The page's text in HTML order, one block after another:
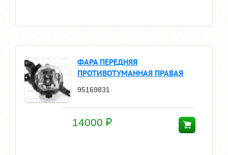
ФАРА ПЕРЕДНЯЯ
ПРОТИВОТУМАННАЯ ПРАВАЯ
95169831
14000